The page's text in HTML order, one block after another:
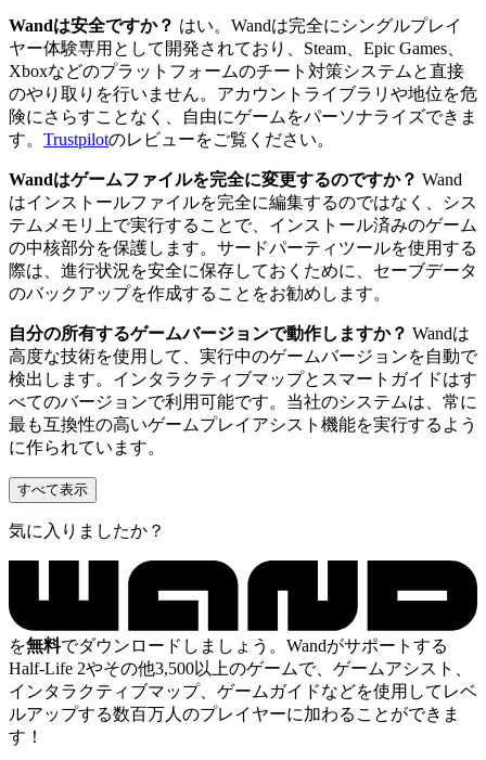
Wandは安全ですか？ はい。Wandは完全にシングルプレイ
ヤー体験専用として開発されており、Steam、Epic Games、
Xboxなどのプラットフォームのチート対策システムと直接
のやり取りを行いません。アカウントライブラリや地位を危
険にさらすことなく、自由にゲームをパーソナライズできま
す。 Trustpilotのレビューをご覧ください。
Wandはゲームファイルを完全に変更するのですか？ Wand
はインストールファイルを完全に編集するのではなく、シス
テムメモリ上で実行することで、インストール済みのゲーム
の中核部分を保護します。サードパーティツールを使用する
際は、進行状況を安全に保存しておくために、セーブデータ
のバックアップを作成することをお勧めします。
自分の所有するゲームバージョンで動作しますか？ Wandは
高度な技術を使用して、実行中のゲームバージョンを自動で
検出します。インタラクティブマップとスマートガイドはす
べてのバージョンで利用可能です。当社のシステムは、常に
最も互換性の高いゲームプレイアシスト機能を実行するよう
に作られています。
すべて表示
気に入りましたか？
を無料でダウンロードしましょう。Wandがサポートする
Half-Life 2やその他3,500以上のゲームで、ゲームアシスト、
インタラクティブマップ、ゲームガイドなどを使用してレベ
ルアップする数百万人のプレイヤーに加わることができま
す！